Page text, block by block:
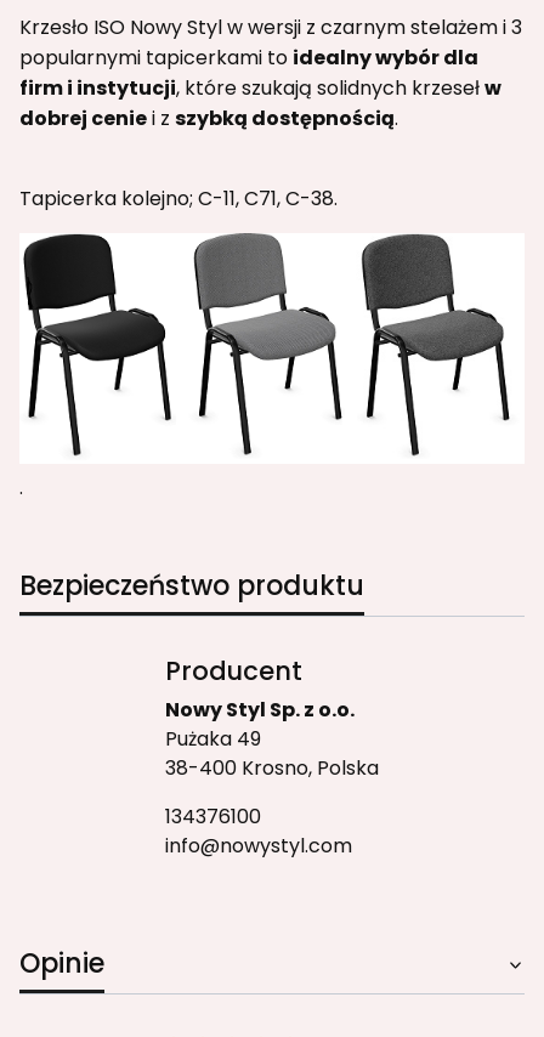
Krzesło ISO Nowy Styl w wersji z czarnym stelażem i 3
popularnymi tapicerkami to idealny wybór dla
firm i instytucji, które szukają solidnych krzesełw
dobrej ceniei z szybką dostępnością.
Tapicerka kolejno; C-11, C71, C-38.
.
Bezpieczeństwo produktu
Producent
Nowy Styl Sp. z o.o.
Pużaka 49
38-400 Krosno, Polska
134376100
info@nowystyl.com
Opinie